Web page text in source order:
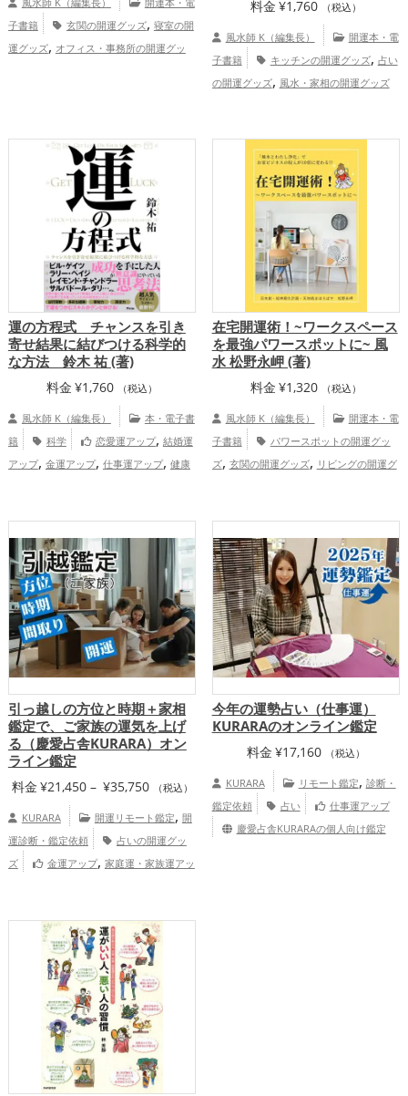
子書籍
玄関の開運グッズ, 寝室の開
運グッズ, オフィス・事務所の開運グッ
料金 ¥1,760 （税込）
風水師 K（編集長）
開運本・電
子書籍
キッチンの開運グッズ, 占い
の開運グッズ, 風水・家相の開運グッズ
運の方程式 チャンスを引き
寄せ結果に結びつける科学的
な方法 鈴木 祐 (著)
料金 ¥1,760 （税込）
風水師 K（編集長）
本・電子書
籍
科学 恋愛運アップ, 結婚運
アップ, 金運アップ, 仕事運アップ, 健康
在宅開運術！~ワークスペース
を最強パワースポットに~ 風
水 松野永岬 (著)
料金 ¥1,320 （税込）
風水師 K（編集長）
開運本・電
子書籍
パワースポットの開運グッ
ズ, 玄関の開運グッズ, リビングの開運グ
除・片付け・整理整頓の開運グッズ
仕事運アップ,家庭運・家族運アッ
プ
引っ越しの方位と時期＋家相
鑑定で、ご家族の運気を上げ
る（慶愛占舎KURARA）オン
ライン鑑定
料金 ¥21,450 – ¥35,750価（税込）
KURARA 開運リモート鑑定, 開
運診断・鑑定依頼
占いの開運グッ
ズ
金運アップ, 家庭運・家族運アッ
今年の運勢占い（仕事運）
KURARAのオンライン鑑定
料金 ¥17,160 （税込）
KURARA リモート鑑定, 診断・
鑑定依頼
占い
仕事運アップ
慶愛占舎KURARAの個人向け鑑定